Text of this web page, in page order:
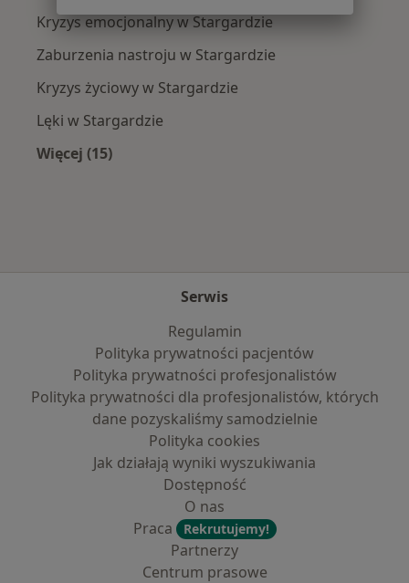
Kryzys emocjonalny w Stargardzie
Zaburzenia nastroju w Stargardzie
Kryzys życiowy w Stargardzie
Lęki w Stargardzie
Więcej (15)
Serwis
Regulamin
Polityka prywatności pacjentów
Polityka prywatności profesjonalistów
Polityka prywatności dla profesjonalistów, których
dane pozyskaliśmy samodzielnie
Polityka cookies
Jak działają wyniki wyszukiwania
Dostępność
O nas
Praca
Rekrutujemy!
Partnerzy
Centrum prasowe